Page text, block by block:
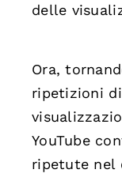
delle
Ora,
ripetizioni di
YouTube
ripetute nel